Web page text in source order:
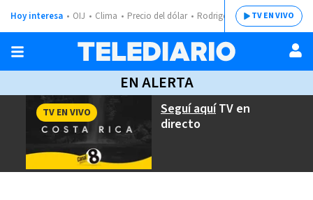
Hoy interesa OIJ Clima Precio del dólar Rodrigo ChavesTV EN VIVO
EN ALERTA
Seguí aquíTV en
directo
TV EN VIVO